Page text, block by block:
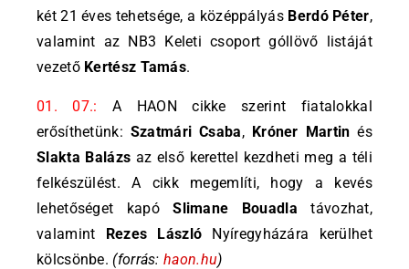
két 21 éves tehetsége, a középpályás Berdó Péter,
valamint az NB3 Keleti csoport góllövő listáját
vezető Kertész Tamás.
01. 07.: A HAON cikke szerint fiatalokkal
erősíthetünk: Szatmári Csaba, Króner Martin és
Slakta Balázs az első kerettel kezdheti meg a téli
felkészülést. A cikk megemlíti, hogy a kevés
lehetőséget kapóSlimane Bouadla távozhat,
valamint Rezes László Nyíregyházára kerülhet
kölcsönbe. (forrás:haon.hu)